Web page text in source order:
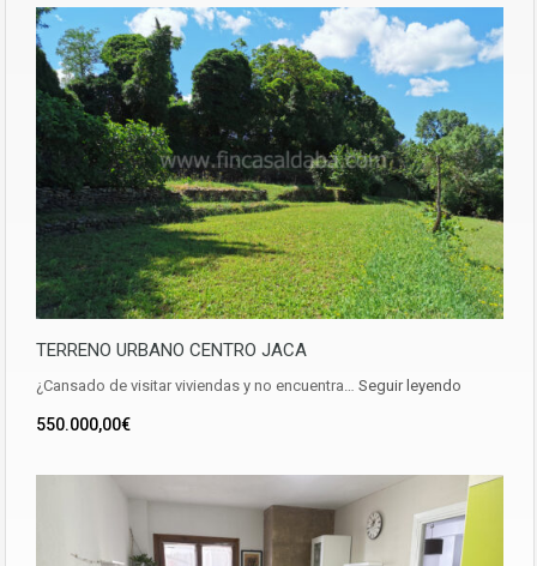
TERRENO URBANO CENTRO JACA
¿Cansado de visitar viviendas y no encuentra… Seguir leyendo
550.000,00€